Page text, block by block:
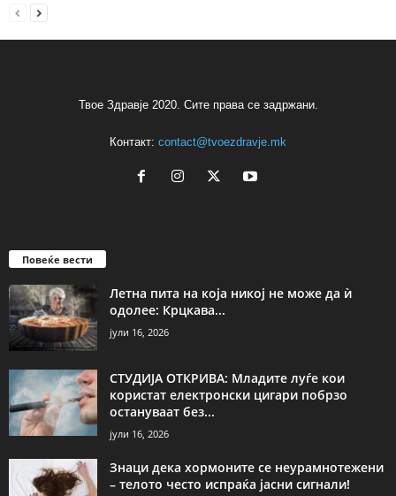
Твое Здравје 2020. Сите права се задржани.
Контакт: contact@tvoezdravje.mk
Повеќе вести
Летна пита на која никој не може да ѝ
одолее: Крцкава...
јули 16, 2026
СТУДИЈА ОТКРИВА: Младите луѓе кои
користат електронски цигари побрзо
остануваат без...
јули 16, 2026
Знаци дека хормоните се неурамнотежени
– телото често испраќа јасни сигнали!